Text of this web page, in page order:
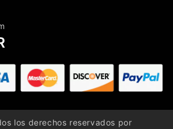
los derechos reservados por